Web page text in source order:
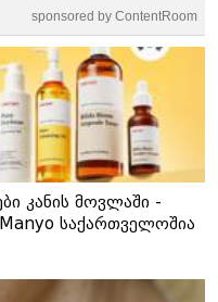
sponsored by ContentRoom
კანის მოვლაში -
საქართველოშია